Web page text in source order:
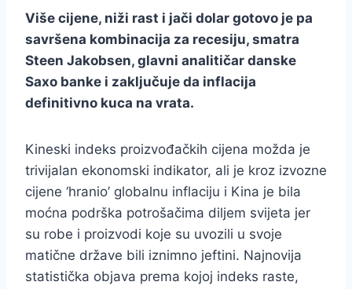
Više cijene, niži rast i jači dolar gotovo je pa
savršena kombinacija za recesiju, smatra
Steen Jakobsen, glavni analitičar danske
Saxo banke i zaključuje da inflacija
definitivno kuca na vrata.
Kineski indeks proizvođačkih cijena možda je
trivijalan ekonomski indikator, ali je kroz izvozne
cijene ‘hranio’ globalnu inflaciju i Kina je bila
moćna podrška potrošačima diljem svijeta jer
su robe i proizvodi koje su uvozili u svoje
matične države bili iznimno jeftini. Najnovija
statistička objava prema kojoj indeks raste,